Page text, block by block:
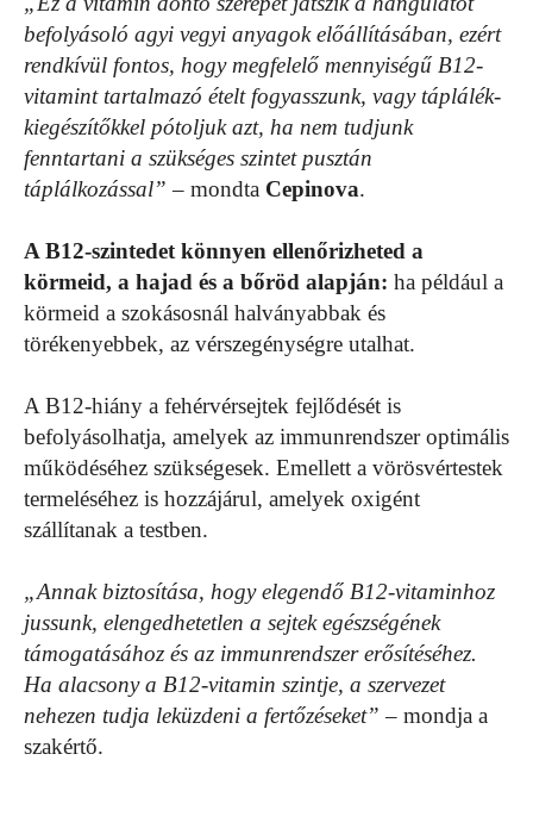
befolyásoló agyi vegyi anyagok előállításában, ezért
rendkívül fontos, hogy megfelelő mennyiségű B12-
vitamint tartalmazó ételt fogyasszunk, vagy táplálék-
kiegészítőkkel pótoljuk azt, ha nem tudjunk
fenntartani a szükséges szintet pusztán
táplálkozással” – mondta Cepinova.
A B12-szintedet könnyen ellenőrizheted a
körmeid, a hajad és a bőröd alapján: ha például a
körmeid a szokásosnál halványabbak és
törékenyebbek, az vérszegénységre utalhat.
A B12-hiány a fehérvérsejtek fejlődését is
befolyásolhatja, amelyek az immunrendszer optimális
működéséhez szükségesek. Emellett a vörösvértestek
termeléséhez is hozzájárul, amelyek oxigént
szállítanak a testben.
„Annak biztosítása, hogy elegendő B12-vitaminhoz
jussunk, elengedhetetlen a sejtek egészségének
támogatásához és az immunrendszer erősítéséhez.
Ha alacsony a B12-vitamin szintje, a szervezet
nehezen tudja leküzdeni a fertőzéseket” – mondja a
szakértő.